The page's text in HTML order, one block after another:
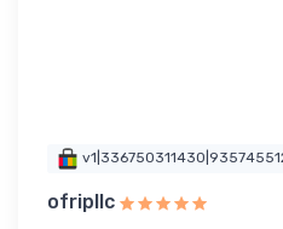
ofripllc